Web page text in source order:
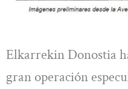
Elkarrekin Donostia
gran operación